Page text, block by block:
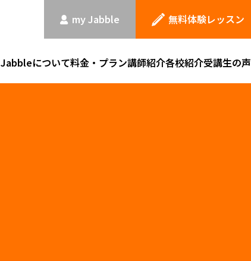
my Jabble 無料体験レッスン
Jabbleについて料金・プラン講師紹介各校紹介受講生の声